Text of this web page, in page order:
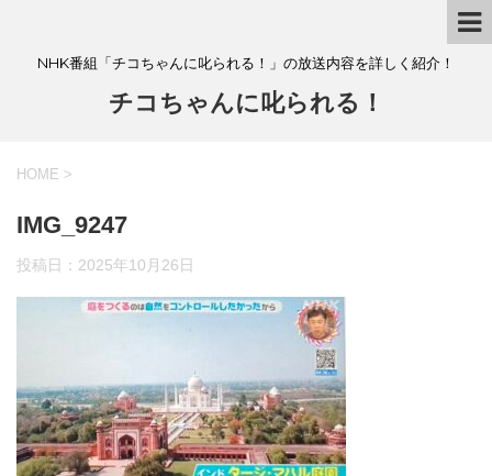
NHK番組「チコちゃんに叱られる！」の放送内容を詳しく紹介！
チコちゃんに叱られる！
HOME >
IMG_9247
投稿日： 2025年10月26日